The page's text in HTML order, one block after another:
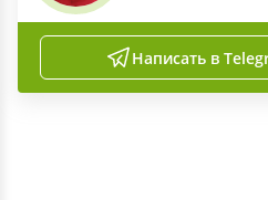
Написать в